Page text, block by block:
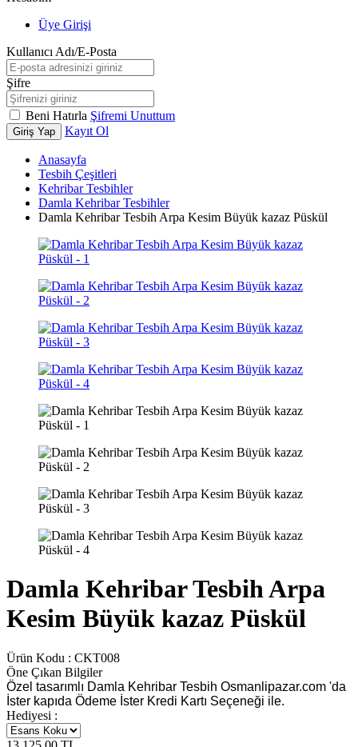
Üye Girişi
Kullanıcı Adı/E-Posta
Şifre
Beni Hatırla Şifremi Unuttum
Giriş Yap Kayıt Ol
Anasayfa
Tesbih Çeşitleri
Kehribar Tesbihler
Damla Kehribar Tesbihler
Damla Kehribar Tesbih Arpa Kesim Büyük kazaz Püskül
Damla Kehribar Tesbih Arpa
Kesim Büyük kazaz Püskül
Ürün Kodu : CKT008
Öne Çıkan Bilgiler
Özel tasarımlı Damla Kehribar Tesbih Osmanlipazar.com 'da
İster kapıda Ödeme İster Kredi Kartı Seçeneği ile.
Hediyesi :